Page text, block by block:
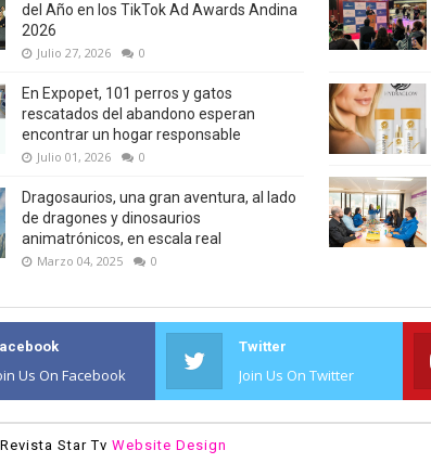
del Año en los TikTok Ad Awards Andina
2026
Julio 27, 2026 0
En Expopet, 101 perros y gatos
rescatados del abandono esperan
encontrar un hogar responsable
Julio 01, 2026 0
Dragosaurios, una gran aventura, al lado
de dragones y dinosaurios
animatrónicos, en escala real
Marzo 04, 2025 0
Us On Facebook
Twitter
Join Us On Twitter
Star Tv Website Design